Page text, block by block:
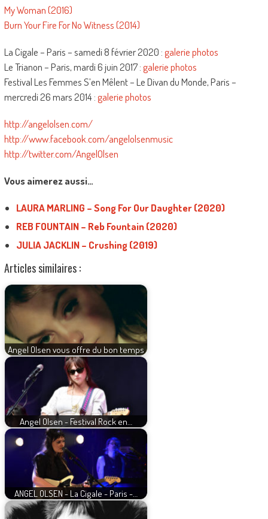
My Woman (2016)
Burn Your Fire For No Witness (2014)
La Cigale – Paris – samedi 8 février 2020 :galerie photos
Le Trianon – Paris, mardi 6 juin 2017 :galerie photos
Festival Les Femmes S’en Mêlent – Le Divan du Monde, Paris –
mercredi 26 mars 2014 :galerie photos
http://angelolsen.com/
http://www.facebook.com/angelolsenmusic
http://twitter.com/AngelOlsen
Vous aimerez aussi…
LAURA MARLING – Song For Our Daughter (2020)
REB FOUNTAIN – Reb Fountain (2020)
JULIA JACKLIN – Crushing (2019)
Articles similaires :
Angel Olsen vous offre du bon temps
Angel Olsen - Festival Rock en…
ANGEL OLSEN - La Cigale - Paris -…